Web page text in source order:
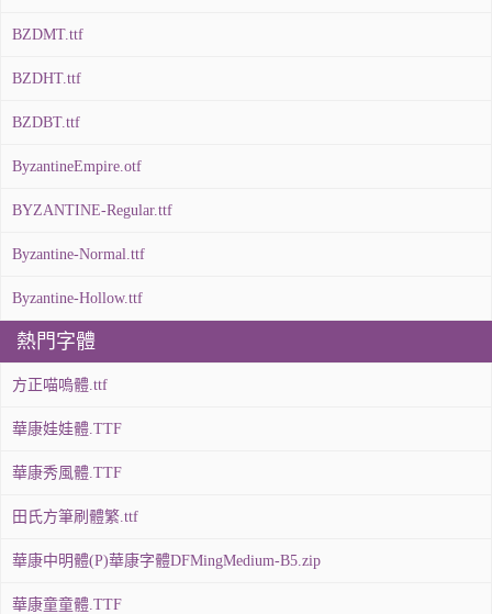
BZDMT.ttf
BZDHT.ttf
BZDBT.ttf
ByzantineEmpire.otf
BYZANTINE-Regular.ttf
Byzantine-Normal.ttf
Byzantine-Hollow.ttf
熱門字體
方正喵嗚體.ttf
華康娃娃體.TTF
華康秀風體.TTF
田氏方筆刷體繁.ttf
華康中明體(P)華康字體DFMingMedium-B5.zip
華康童童體.TTF